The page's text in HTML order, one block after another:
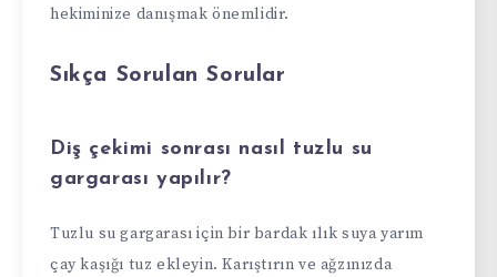
hekiminize danışmak önemlidir.
Sıkça Sorulan Sorular
Diş çekimi sonrası nasıl tuzlu su
gargarası yapılır?
Tuzlu su gargarası için bir bardak ılık suya yarım
çay kaşığı tuz ekleyin. Karıştırın ve ağzınızda